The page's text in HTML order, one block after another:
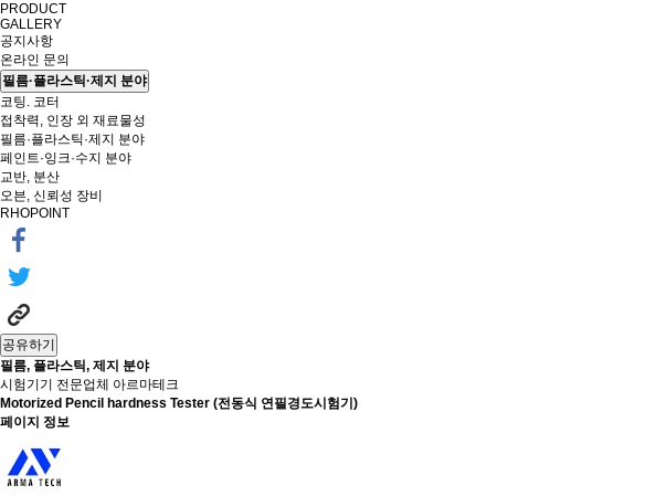
PRODUCT
GALLERY
공지사항
온라인 문의
필름·플라스틱·제지 분야
코팅. 코터
접착력, 인장 외 재료물성
필름·플라스틱·제지 분야
페인트·잉크·수지 분야
교반, 분산
오븐, 신뢰성 장비
RHOPOINT
공유하기
필름, 플라스틱, 제지 분야
시험기기 전문업체 아르마테크
Motorized Pencil hardness Tester (전동식 연필경도시험기)
페이지 정보